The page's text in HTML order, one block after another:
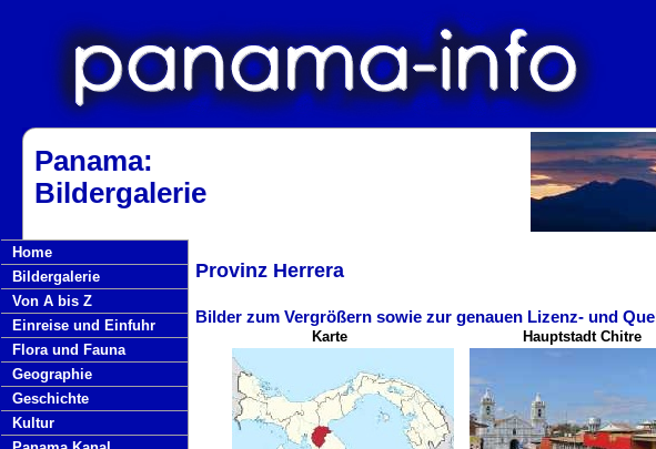
Panama:
Bildergalerie
Home
Bildergalerie
Von A bis Z
Einreise und Einfuhr
Flora und Fauna
Geographie
Geschichte
Kultur
Provinz Herrera
Bilder zum Vergrößern sowie zur genauen Lizenz- und
Karte Hauptstadt Chitre